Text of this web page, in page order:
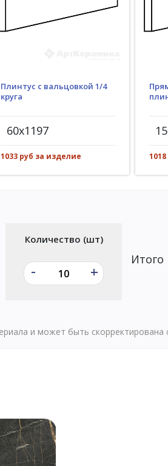
Плинтус с вальцовкой 1/4
круга
60x1197
1033 руб за изделие
Количество (шт)
- +
Итого
и может быть